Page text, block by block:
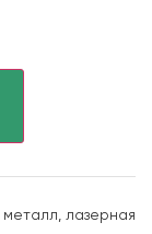
лазерная